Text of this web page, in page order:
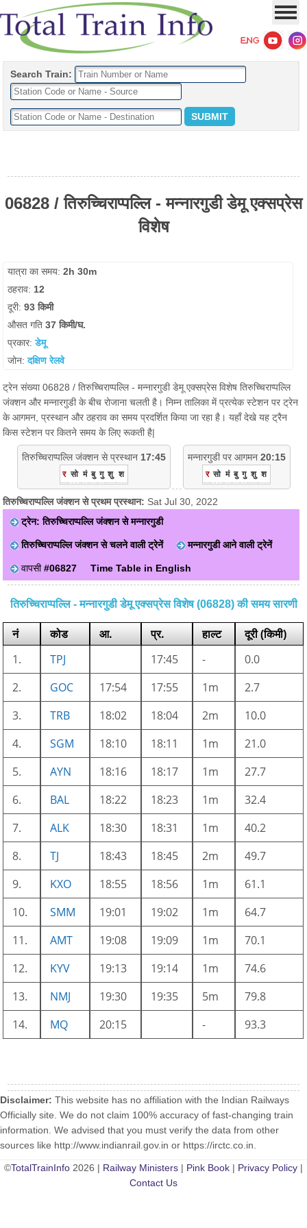
Search Train:
06828 / तिरुच्चिराप्पल्लि - मन्नारगुडी डेमू एक्सप्रेस
विशेष
यात्रा का समय:2h 30m
ठहराव: 12
दूरी:93 किमी
औसत गति37 किमी/घ.
प्रकार:डेमू
जोन:दक्षिण रेलवे
ट्रेन संख्या 06828 / तिरुच्चिराप्पल्लि - मन्नारगुडी डेमू एक्सप्रेस विशेष तिरुच्चिराप्पल्लि
जंक्शन और मन्नारगुडी के बीच रोजाना चलती है। निम्न तालिका में प्रत्येक स्टेशन पर ट्रेन
के आगमन, प्रस्थान और ठहराव का समय प्रदर्शित किया जा रहा है। यहाँ देखे यह ट्रैन
किस स्टेशन पर कितने समय के लिए रूकती है|
तिरुच्चिराप्पल्लि जंक्शन से प्रस्थान 17:45
र सो मं बु गु शु श
मन्नारगुडी पर आगमन 20:15
र सो मं बु गु शु श
तिरुच्चिराप्पल्लि जंक्शन से प्रथम प्रस्थान: Sat Jul 30, 2022
ट्रेन: तिरुच्चिराप्पल्लि जंक्शन से मन्नारगुडी
तिरुच्चिराप्पल्लि जंक्शन से चलने वाली ट्रेनें मन्नारगुडी आने वाली ट्रेनें
वापसी#06827 Time Table in English
तिरुच्चिराप्पल्लि - मन्नारगुडी डेमू एक्सप्रेस विशेष (06828) की समय सारणी
नं कोड आ. प्र. हाल्ट
दूरी (किमी)
1.
TPJ 17:45 -
0.0
2.
GOC 17:54 17:55 1m
2.7
3.
TRB 18:02 18:04 2m
10.0
4.
SGM 18:10 18:11 1m
21.0
5.
AYN 18:16 18:17 1m
27.7
6.
BAL 18:22 18:23 1m
32.4
7.
ALK 18:30 18:31 1m
40.2
8.
TJ 18:43 18:45 2m
49.7
9.
KXO 18:55 18:56 1m
61.1
10.
SMM 19:01 19:02 1m
64.7
11.
AMT 19:08 19:09 1m
70.1
12.
KYV 19:13 19:14 1m
74.6
13.
NMJ 19:30 19:35 5m
79.8
14.
MQ 20:15 - 93.3
Disclaimer: This website has no affiliation with the Indian Railways
Officially site. We do not claim 100% accuracy of fast-changing train
information. We advised that you must verify the data from other
sources like http://www.indianrail.gov.in or https://irctc.co.in.
©TotalTrainInfo 2026 | Railway Ministers | Pink Book | Privacy Policy |
Contact Us